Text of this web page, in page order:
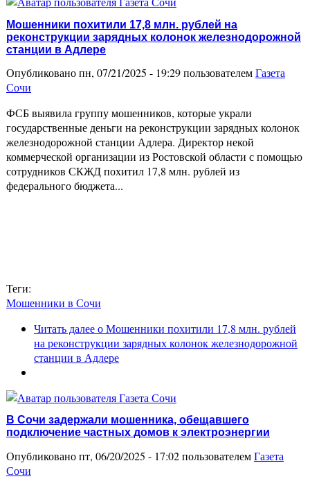
Мошенники похитили 17,8 млн. рублей на
реконструкции зарядных колонок железнодорожной
станции в Адлере
Опубликовано пн, 07/21/2025 - 19:29 пользователемГазета
Сочи
ФСБ выявила группу мошенников, которые украли
государственные деньги на реконструкции зарядных колонок
железнодорожной станции Адлера. Директор некой
коммерческой организации из Ростовской области с помощью
сотрудников СКЖД похитил 17,8 млн. рублей из
федерального бюджета...
Теги:
Мошенники в Сочи
Читать далеео Мошенники похитили 17,8 млн. рублей
на реконструкции зарядных колонок железнодорожной
станции в Адлере
В Сочи задержали мошенника, обещавшего
подключение частных домов к электроэнергии
Опубликовано пт, 06/20/2025 - 17:02 пользователемГазета
Сочи